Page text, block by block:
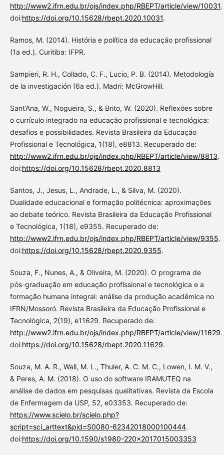
http://www2.ifrn.edu.br/ojs/index.php/RBEPT/article/view/10031.
doi:https://doi.org/10.15628/rbept.2020.10031.
Ramos, M. (2014). História e política da educação profissional
(1a ed.). Curitiba: IFPR.
Sampieri, R. H., Collado, C. F., Lucio, P. B. (2014). Metodología
de la investigación (6a ed.). Madri: McGrowHill.
Sant’Ana, W., Nogueira, S., & Brito, W. (2020). Reflexões sobre
o currículo integrado na educação profissional e tecnológica:
desafios e possibilidades. Revista Brasileira da Educação
Profissional e Tecnológica, 1(18), e8813. Recuperado de:
http://www2.ifrn.edu.br/ojs/index.php/RBEPT/article/view/8813.
doi:https://doi.org/10.15628/rbept.2020.8813
Santos, J., Jesus, L., Andrade, L., & Silva, M. (2020).
Dualidade educacional e formação politécnica: aproximações
ao debate teórico. Revista Brasileira da Educação Profissional
e Tecnológica, 1(18), e9355. Recuperado de:
http://www2.ifrn.edu.br/ojs/index.php/RBEPT/article/view/9355.
doi:https://doi.org/10.15628/rbept.2020.9355.
Souza, F., Nunes, A., & Oliveira, M. (2020). O programa de
pós-graduação em educação profissional e tecnológica e a
formação humana integral: análise da produção acadêmica no
IFRN/Mossoró. Revista Brasileira da Educação Profissional e
Tecnológica, 2(19), e11629. Recuperado de:
http://www2.ifrn.edu.br/ojs/index.php/RBEPT/article/view/11629.
doi:https://doi.org/10.15628/rbept.2020.11629.
Souza, M. A. R., Wall, M. L., Thuler, A. C. M. C., Lowen, I. M. V.,
& Peres, A. M. (2018). O uso do software IRAMUTEQ na
análise de dados em pesquisas qualitativas. Revista da Escola
de Enfermagem da USP, 52, e03353. Recuperado de:
https://www.scielo.br/scielo.php?
script=sci_arttext&pid=S0080-62342018000100444.
doi:https://doi.org/10.1590/s1980-220x2017015003353